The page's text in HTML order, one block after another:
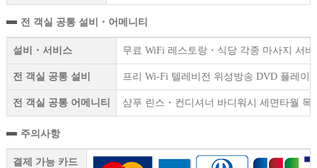
전 객실 공통 설비・어메니티
설비・서비스 무료 WiFi 레스토랑・식당 각종 마사지 서
전 객실 공통 설비 프리 Wi-Fi 텔레비전 위성방송 DVD 플레
전 객실 공통 어메니티 샴푸 린스・컨디셔너 바디워시 세면타월 목
주의사항
결제 가능 카드